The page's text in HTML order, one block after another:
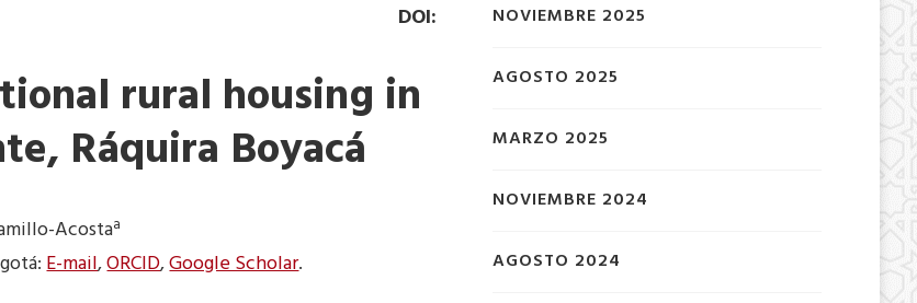
DOI:
rural housing in
Ráquira Boyacá
Acostaa
E-mail,ORCID,Google Scholar.
NOVIEMBRE 2025
AGOSTO 2025
MARZO 2025
NOVIEMBRE 2024
AGOSTO 2024